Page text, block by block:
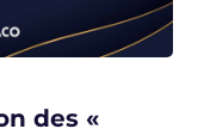
des «